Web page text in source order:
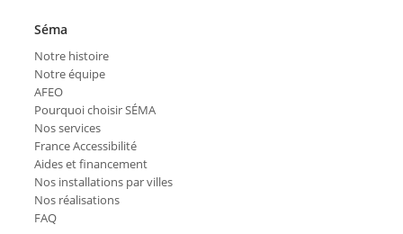
Séma
Notre histoire
Notre équipe
AFEO
Pourquoi choisir SÉMA
Nos services
France Accessibilité
Aides et financement
Nos installations par villes
Nos réalisations
FAQ